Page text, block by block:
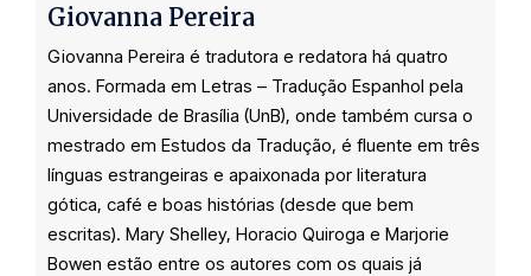
Giovanna Pereira
Giovanna Pereira é tradutora e redatora há quatro
anos. Formada em Letras – Tradução Espanhol pela
Universidade de Brasília (UnB), onde também cursa o
mestrado em Estudos da Tradução, é fluente em três
línguas estrangeiras e apaixonada por literatura
gótica, café e boas histórias (desde que bem
escritas). Mary Shelley, Horacio Quiroga e Marjorie
Bowen estão entre os autores com os quais já